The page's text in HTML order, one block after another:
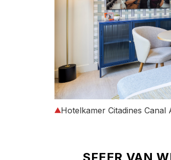
Hotelkamer Citadines Canal